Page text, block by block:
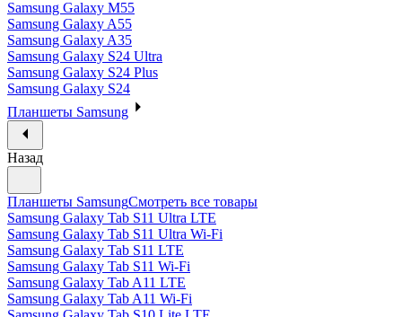
Samsung Galaxy M55
Samsung Galaxy A55
Samsung Galaxy A35
Samsung Galaxy S24 Ultra
Samsung Galaxy S24 Plus
Samsung Galaxy S24
Планшеты Samsung
Назад
Планшеты SamsungСмотреть все товары
Samsung Galaxy Tab S11 Ultra LTE
Samsung Galaxy Tab S11 Ultra Wi-Fi
Samsung Galaxy Tab S11 LTE
Samsung Galaxy Tab S11 Wi-Fi
Samsung Galaxy Tab A11 LTE
Samsung Galaxy Tab A11 Wi-Fi